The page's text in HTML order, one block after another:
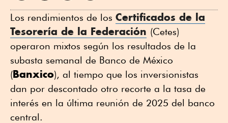
Los rendimientos de los Certificados de la
Tesorería de la Federación (Cetes)
operaron mixtos según los resultados de la
subasta semanal de Banco de México
(Banxico), al tiempo que los inversionistas
dan por descontado otro recorte a la tasa de
interés en la última reunión de 2025 del banco
central.